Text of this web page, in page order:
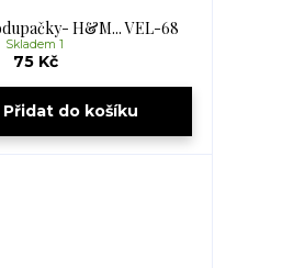
H&M... VEL-68
75 Kč
Skladem 1
Přidat do košíku